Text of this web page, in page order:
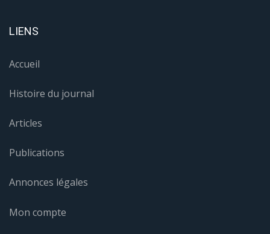
LIENS
Accueil
Histoire du journal
Articles
Publications
Annonces légales
Mon compte